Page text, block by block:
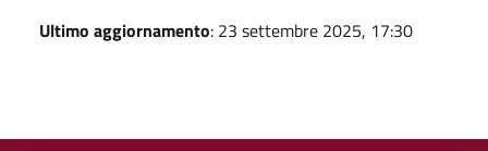
Ultimo aggiornamento: 23 settembre 2025, 17:30